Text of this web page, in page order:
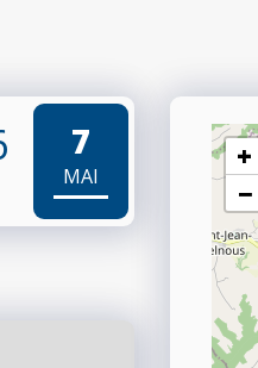
7
MAI
+
−